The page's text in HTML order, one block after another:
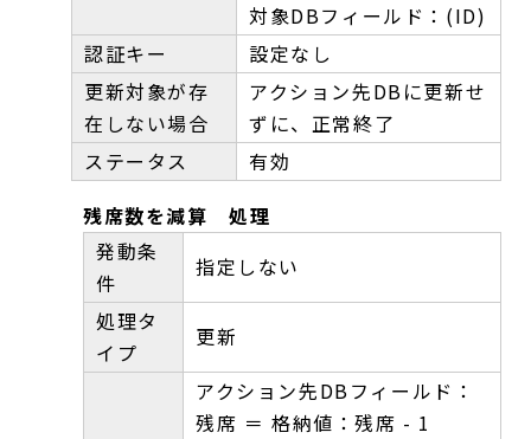
対象DBフィールド：(ID)
認証キー
設定なし
更新対象が存
在しない場合
アクション先DBに更新せ
ずに、正常終了
ステータス
有効
残席数を減算 処理
発動条
件
指定しない
処理タ
イプ
更新
アクション先DBフィールド：
残席 ＝ 格納値：残席 - 1